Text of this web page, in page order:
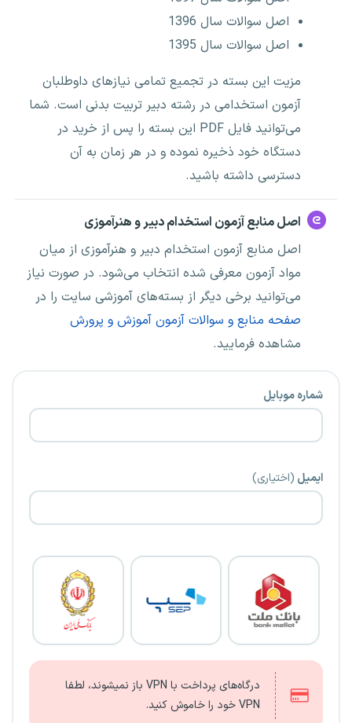
اصل سوالات سال 1396
اصل سوالات سال 1395
مزیت این بسته در تجمیع تمامی نیازهای داوطلبان
آزمون استخدامی در رشته دبیر تربیت بدنی است. شما
می‌توانید فایل PDF این بسته را پس از خرید در
دستگاه خود ذخیره نموده و در هر زمان به آن
دسترسی داشته باشید.
اصل منابع آزمون استخدام دبیر و هنرآموزی
اصل منابع آزمون استخدام دبیر و هنرآموزی از میان
مواد آزمون معرفی شده انتخاب می‌شود. در صورت نیاز
می‌توانید برخی دیگر از بسته‌های آموزشی سایت را در
صفحه منابع و سوالات آزمون آموزش و پرورش
مشاهده فرمایید.
شماره موبایل
ایمیل (اختیاری)
درگاه‌های پرداخت با VPN باز نمیشوند، لطفا
VPN خود را خاموش کنید.